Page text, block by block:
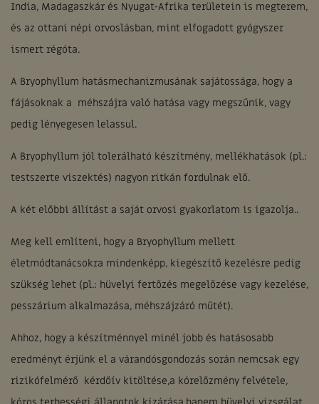
India, Madagaszkár és Nyugat-Afrika területein is megterem,
és az ottani népi orvoslásban, mint elfogadott gyógyszer
ismert régóta.
A Bryophyllum hatásmechanizmusának sajátossága, hogy a
fájásoknak a méhszájra való hatása vagy megszűnik, vagy
pedig lényegesen lelassul.
A Bryophyllum jól tolerálható készítmény, mellékhatások (pl.:
testszerte viszektés) nagyon ritkán fordulnak elő.
A két előbbi állítást a saját orvosi gyakorlatom is igazolja..
Meg kell említeni, hogy a Bryophyllum mellett
életmódtanácsokra mindenképp, kiegészítő kezelésre pedig
szükség lehet (pl.: hüvelyi fertőzés megelőzése vagy kezelése,
pesszárium alkalmazása, méhszájzáró műtét).
Ahhoz, hogy a készítménnyel minél jobb és hatásosabb
eredményt érjünk el a várandósgondozás során nemcsak egy
rizikófelmérő kérdőív kitöltése,a kórelőzmény felvétele,